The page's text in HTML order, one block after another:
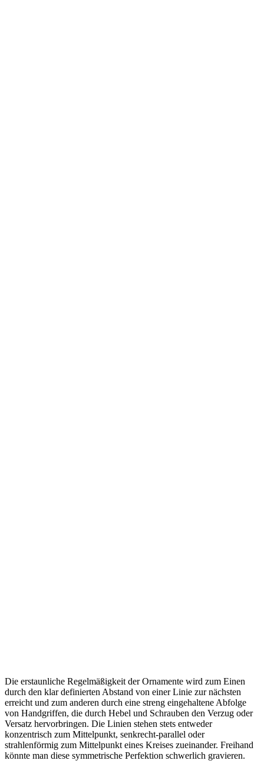
Die erstaunliche Regelmäßigkeit der Ornamente wird zum Einen
durch den klar definierten Abstand von einer Linie zur nächsten
erreicht und zum anderen durch eine streng eingehaltene Abfolge
von Handgriffen, die durch Hebel und Schrauben den Verzug oder
Versatz hervorbringen. Die Linien stehen stets entweder
konzentrisch zum Mittelpunkt, senkrecht-parallel oder
strahlenförmig zum Mittelpunkt eines Kreises zueinander. Freihand
könnte man diese symmetrische Perfektion schwerlich gravieren.